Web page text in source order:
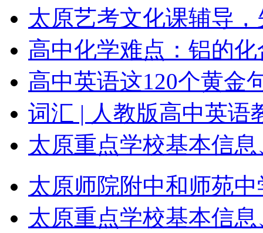
太原艺考文化课辅导
高中化学难点：铝的
高中英语这120个黄金
词汇 | 人教版高中英语
太原重点学校基本信
太原师院附中和师苑
太原重点学校基本信